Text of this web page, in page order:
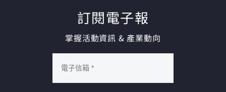
訂閱電子報
掌握活動資訊 & 產業動向